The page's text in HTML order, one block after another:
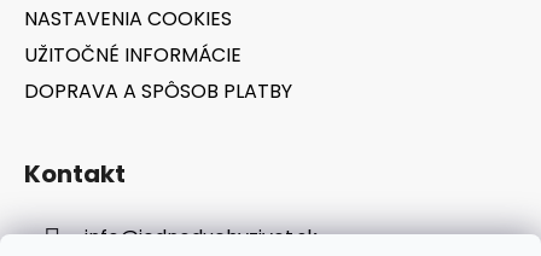
NASTAVENIA COOKIES
UŽITOČNÉ INFORMÁCIE
DOPRAVA A SPÔSOB PLATBY
Kontakt
info@jednoduchyzivot.sk